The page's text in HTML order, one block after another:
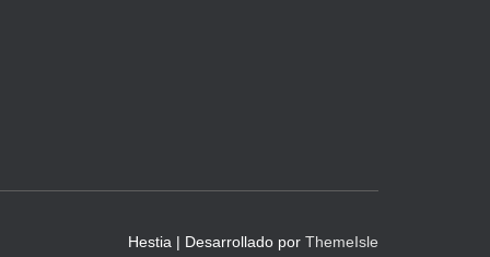
Hestia | Desarrollado por ThemeIsle